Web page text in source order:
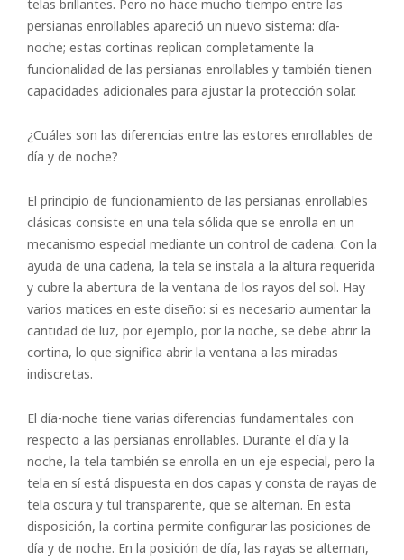
telas brillantes. Pero no hace mucho tiempo entre las
persianas enrollables apareció un nuevo sistema: día-
noche; estas cortinas replican completamente la
funcionalidad de las persianas enrollables y también tienen
capacidades adicionales para ajustar la protección solar.
¿Cuáles son las diferencias entre las estores enrollables de
día y de noche?
El principio de funcionamiento de las persianas enrollables
clásicas consiste en una tela sólida que se enrolla en un
mecanismo especial mediante un control de cadena. Con la
ayuda de una cadena, la tela se instala a la altura requerida
y cubre la abertura de la ventana de los rayos del sol. Hay
varios matices en este diseño: si es necesario aumentar la
cantidad de luz, por ejemplo, por la noche, se debe abrir la
cortina, lo que significa abrir la ventana a las miradas
indiscretas.
El día-noche tiene varias diferencias fundamentales con
respecto a las persianas enrollables. Durante el día y la
noche, la tela también se enrolla en un eje especial, pero la
tela en sí está dispuesta en dos capas y consta de rayas de
tela oscura y tul transparente, que se alternan. En esta
disposición, la cortina permite configurar las posiciones de
día y de noche. En la posición de día, las rayas se alternan,